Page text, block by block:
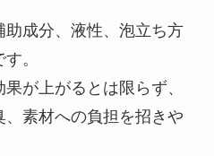
成分、液性、泡立ち方
。
が上がるとは限らず、
素材への負担を招きや